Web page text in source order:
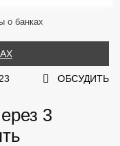
о банках
ОБСУДИТЬ
3